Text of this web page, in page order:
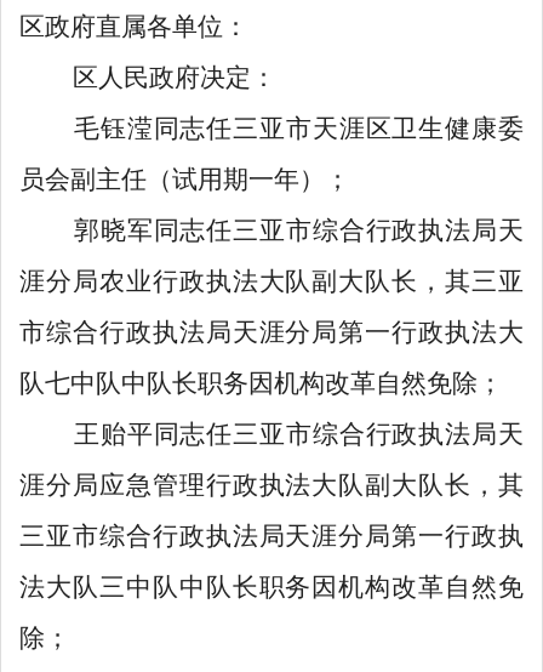
区政府直属各单位：
区人民政府决定：
毛钰滢同志任三亚市天涯区卫生健康委
员会副主任（试用期一年）；
郭晓军同志任三亚市综合行政执法局天
涯分局农业行政执法大队副大队长，其三亚
市综合行政执法局天涯分局第一行政执法大
队七中队中队长职务因机构改革自然免除；
王贻平同志任三亚市综合行政执法局天
涯分局应急管理行政执法大队副大队长，其
三亚市综合行政执法局天涯分局第一行政执
法大队三中队中队长职务因机构改革自然免
除；